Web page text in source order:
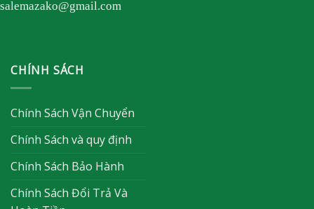
salemazako@gmail.com
CHÍNH SÁCH
Chính Sách Vận Chuyển
Chính Sách và quy định
Chính Sách Bảo Hành
Chính Sách Đổi Trả Và